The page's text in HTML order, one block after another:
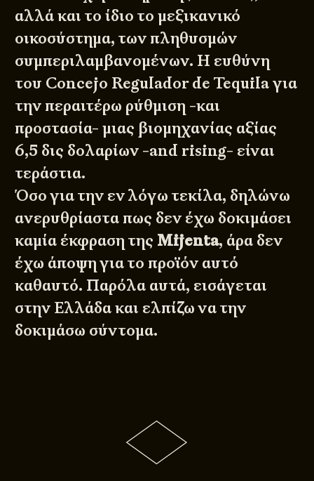
αλλά και το ίδιο το μεξικανικό
οικοσύστημα, των πληθυσμών
συμπεριλαμβανομένων. Η ευθύνη
του Concejo Regulador de Tequilaγια
την περαιτέρω ρύθμιση -και
προστασία- μιας βιομηχανίας αξίας
6,5 δις δολαρίων -and rising- είναι
τεράστια.
Όσο για την εν λόγω τεκίλα, δηλώνω
ανερυθρίαστα πως δεν έχω δοκιμάσει
καμία έκφραση της Mijenta, άρα δεν
έχω άποψη για το προϊόν αυτό
καθαυτό. Παρόλα αυτά, εισάγεται
στην Ελλάδα και ελπίζω να την
δοκιμάσω σύντομα.